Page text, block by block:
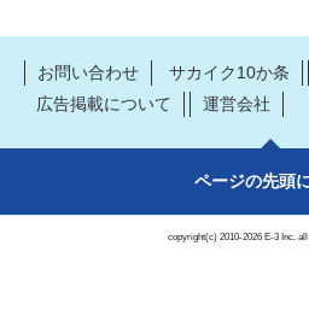
お問い合わせ サカイク10か条
広告掲載について
運営会社
ページの先頭
copyright(c) 2010-2026 E-3 Inc.